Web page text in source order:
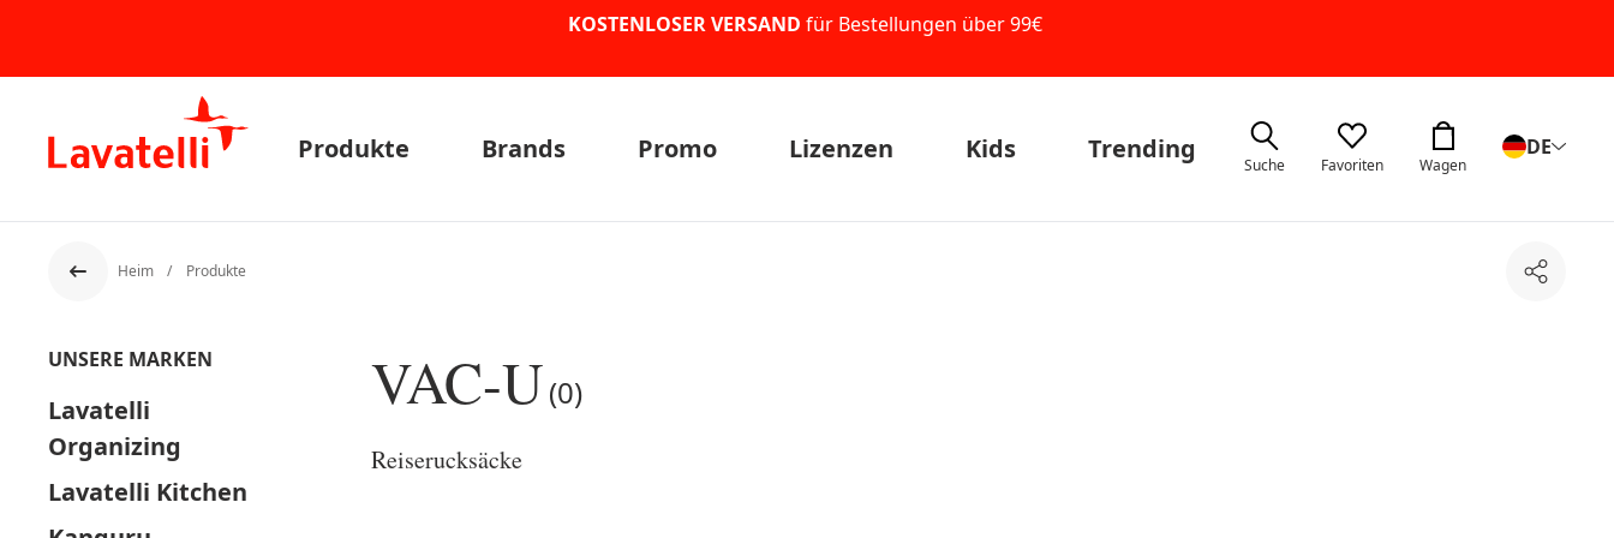
KOSTENLOSER VERSAND für Bestellungen über 99€
Produkte Brands Promo Lizenzen Kids Trending
Suche Favoriten Wagen
DE
Der Rücken
Heim Produkte Teilen
UNSERE MARKEN
Lavatelli
Organizing
Lavatelli Kitchen
VAC-U(0)
Reiserucksäcke